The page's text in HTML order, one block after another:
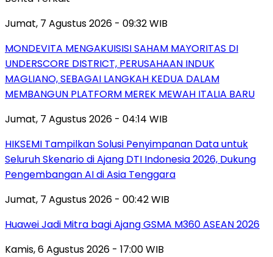
Jumat, 7 Agustus 2026 - 09:32 WIB
MONDEVITA MENGAKUISISI SAHAM MAYORITAS DI
UNDERSCORE DISTRICT, PERUSAHAAN INDUK
MAGLIANO, SEBAGAI LANGKAH KEDUA DALAM
MEMBANGUN PLATFORM MEREK MEWAH ITALIA BARU
Jumat, 7 Agustus 2026 - 04:14 WIB
HIKSEMI Tampilkan Solusi Penyimpanan Data untuk
Seluruh Skenario di Ajang DTI Indonesia 2026, Dukung
Pengembangan AI di Asia Tenggara
Jumat, 7 Agustus 2026 - 00:42 WIB
Huawei Jadi Mitra bagi Ajang GSMA M360 ASEAN 2026
Kamis, 6 Agustus 2026 - 17:00 WIB